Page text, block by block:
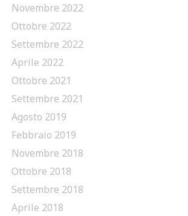
Novembre 2022
Ottobre 2022
Settembre 2022
Aprile 2022
Ottobre 2021
Settembre 2021
Agosto 2019
Febbraio 2019
Novembre 2018
Ottobre 2018
Settembre 2018
Aprile 2018